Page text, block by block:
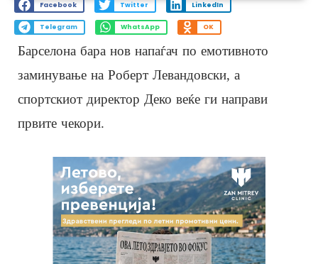
Facebook Twitter LinkedIn
Telegram WhatsApp OK
Барселона бара нов напаѓач по емотивното
заминување на Роберт Левандовски, а
спортскиот директор Деко веќе ги направи
првите чекори.